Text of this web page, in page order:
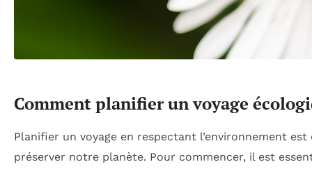
Comment planifier un voyage
Planifier un voyage en respectant l’environnement
préserver notre planète. Pour commencer, il est